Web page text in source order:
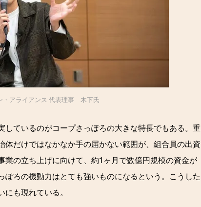
・アライアンス 代表理事 木下氏
しているのがコープさっぽろの大きな特長でもある。重
体だけではなかなか手の届かない範囲が、組合員の出資
業の立ち上げに向けて、約1ヶ月で数億円規模の資金が
ろの機動力はとても強いものになるという。こうした
も現れている。